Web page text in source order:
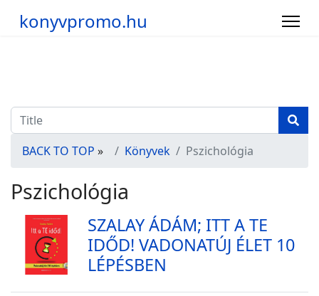
konyvpromo.hu
BACK TO TOP » Könyvek Pszichológia
Pszichológia
SZALAY ÁDÁM; ITT A TE
IDŐD! VADONATÚJ ÉLET 10
LÉPÉSBEN